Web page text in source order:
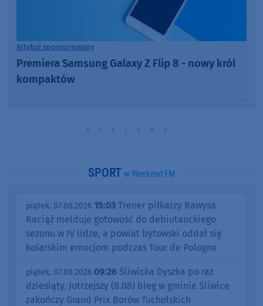
Artykuł sponsorowany
Premiera Samsung Galaxy Z Flip 8 - nowy król
kompaktów
SPORT w Weekend FM
piątek, 07.08.2026 15:03 Trener piłkarzy Rawysa
Raciąż melduje gotowość do debiutanckiego
sezonu w IV lidze, a powiat bytowski oddał się
kolarskim emocjom podczas Tour de Pologne
piątek, 07.08.2026 09:26 Śliwicka Dyszka po raz
dziesiąty. Jutrzejszy (8.08) bieg w gminie Śliwice
zakończy Grand Prix Borów Tucholskich